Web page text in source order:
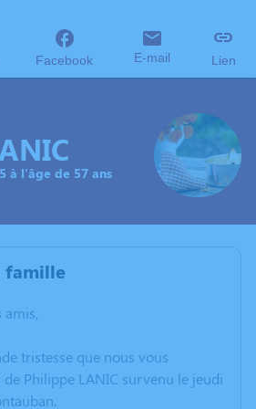
Facebook E-mail Lien
à l'âge de 57 ans
famille
amis,
tristesse que nous vous
de Philippe LANIC survenu le jeudi